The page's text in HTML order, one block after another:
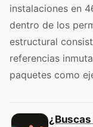
instalaciones en
dentro de los
estructural
referencias
paquetes como